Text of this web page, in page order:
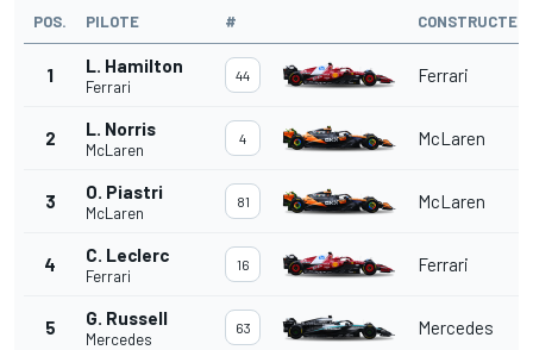
POS. PILOTE #
1 L. Hamilton
Ferrari
44 Ferrari
2 L. Norris
McLaren
4 McLaren
3 O. Piastri
McLaren
81 McLaren
4 C. Leclerc
Ferrari
16 Ferrari
5 G. Russell
Mercedes
63 Mercedes